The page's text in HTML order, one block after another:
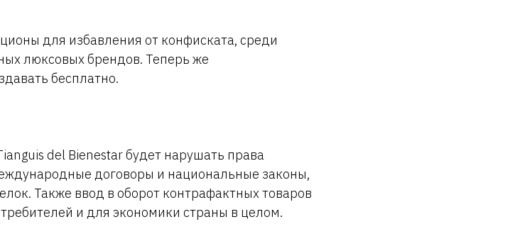
для избавления от конфиската, среди
люксовых брендов. Теперь же
бесплатно.
del Bienestar будет нарушать права
договоры и национальные законы,
Также ввод в оборот контрафактных товаров
и для экономики страны в целом.